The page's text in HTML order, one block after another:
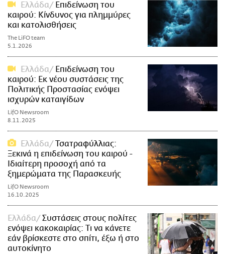
Ελλάδα
Επιδείνωση του
καιρού: Κίνδυνος για πλημμύρες
και κατολισθήσεις
The LiFO team
5.1.2026
Ελλάδα
Επιδείνωση του
καιρού: Εκ νέου συστάσεις της
Πολιτικής Προστασίας ενόψει
ισχυρών καταιγίδων
LifO Newsroom
8.11.2025
Ελλάδα
Τσατραφύλλιας:
Ξεκινά η επιδείνωση του καιρού -
Ιδιαίτερη προσοχή από τα
ξημερώματα της Παρασκευής
LifO Newsroom
16.10.2025
Ελλάδα
Συστάσεις στους πολίτες
ενόψει κακοκαιρίας: Τι να κάνετε
εάν βρίσκεστε στο σπίτι, έξω ή στο
αυτοκίνητο